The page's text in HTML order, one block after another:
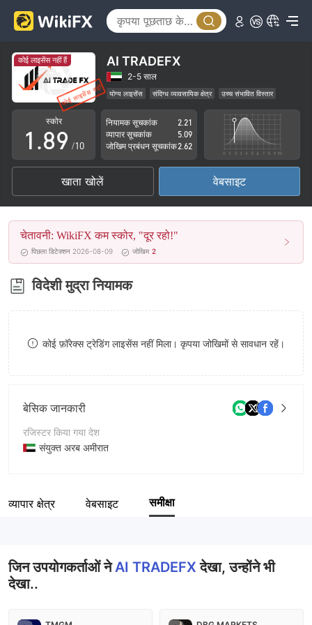
कोई लाइसेंस नहीं हैं AI TRADEFX
2-5 साल
योग्य लाइसेंस संदिग्ध व्यावसायिक क्षेत्र उच्च संभावित विस्तार
स्कोर
0
1
2
3
4
5
6
7
8
.
4
5
6
7
8
9
5
6
7
8
9 /10
नियामक सूचकांक
2.21
व्यापार सूचकांक
5.09
जोखिम प्रबंधन सूचकांक2.62
खाता खोलें वेबसाइट
चेतावनी: WikiFX कम स्कोर, "दूर रहो!"
पिछला डिटेक्शन 2026-08-09 जोखिम 2
विदेशी मुद्रा नियामक
कोई फ़ॉरेक्स ट्रेडिंग लाइसेंस नहीं मिला। कृपया जोखिमों से सावधान रहें।
बेसिक जानकारी
रजिस्टर किया गया देश
संयुक्त अरब अमीरात
कंपनी का नाम
व्यापार क्षेत्र वेबसाइट समीक्षा
जिन उपयोगकर्ताओं नेAI TRADEFXदेखा, उन्होंने भी
देखा..